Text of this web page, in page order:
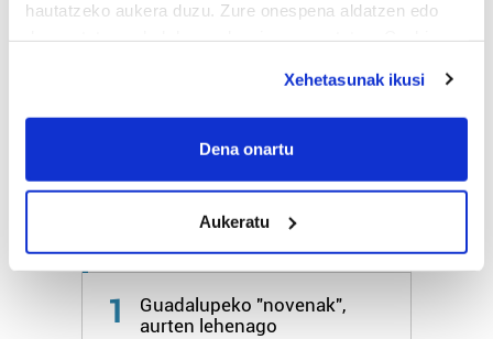
hautatzeko aukera duzu. Zure onespena aldatzen edo
If you allow, we would also like to:
Collect information about your geographical
meters
Identify your device by actively scanning it for
specific characteristics (fingerprinting)
and set your preferences in thedetails section
Xehetasunak ikusi
Dena onartu
Aukeratu
18º
Hondarribia
Azken 7 egunetako irakurrienak
1
Guadalupeko "novenak",
aurten lehenago